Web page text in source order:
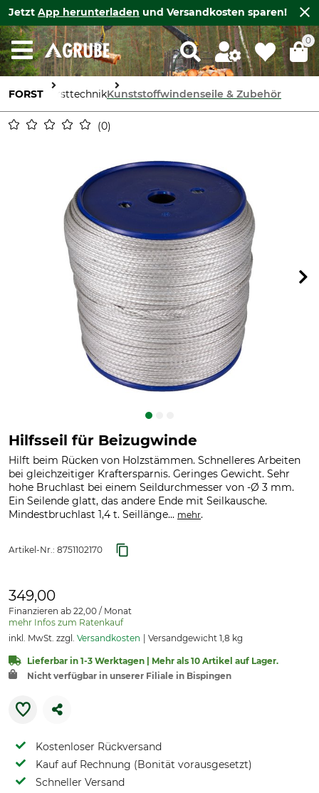
Jetzt App herunterladen und Versandkosten sparen!
0
FORST ForsttechnikKunststoffwindenseile & Zubehör
0
Hilfsseil für Beizugwinde
Hilft beim Rücken von Holzstämmen. Schnelleres Arbeiten
bei gleichzeitiger Kraftersparnis. Geringes Gewicht. Sehr
hohe Bruchlast bei einem Seildurchmesser von -Ø 3 mm.
Ein Seilende glatt, das andere Ende mit Seilkausche.
Mindestbruchlast 1,4 t. Seillänge... mehr.
Artikel-Nr.: 8751102170
349,00
Finanzieren ab 22,00 / Monat
mehr Infos zum Ratenkauf
inkl. MwSt. zzgl. Versandkosten Versandgewicht 1,8 kg
Lieferbar in 1-3 Werktagen | Mehr als 10 Artikel auf Lager.
Nicht verfügbar in unserer Filiale in Bispingen
Kostenloser Rückversand
Kauf auf Rechnung (Bonität vorausgesetzt)
Schneller Versand